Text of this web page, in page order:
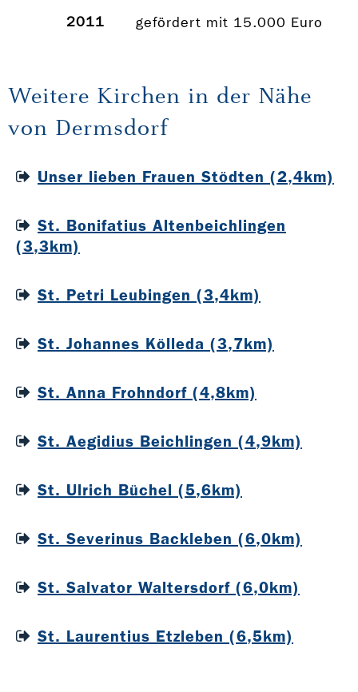
2011
gefördert mit 15.000 Euro
Weitere Kirchen in der Nähe
von Dermsdorf
Unser lieben Frauen Stödten (2,4km)
St. Bonifatius Altenbeichlingen
(3,3km)
St. Petri Leubingen (3,4km)
St. Johannes Kölleda (3,7km)
St. Anna Frohndorf (4,8km)
St. Aegidius Beichlingen (4,9km)
St. Ulrich Büchel (5,6km)
St. Severinus Backleben (6,0km)
St. Salvator Waltersdorf (6,0km)
St. Laurentius Etzleben (6,5km)